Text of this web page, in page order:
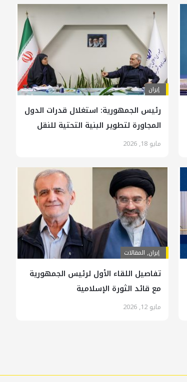
إيران
رئيس الجمهورية: استغلال قدرات الدول
المجاورة لتطوير البنية التحتية للنقل
يعد من الركائز الأساسية للسياسة
مايو 18, 2026
إيران, المقالات
تفاصيل اللقاء الأول لرئيس الجمهورية
مع قائد الثورة الإسلامية
مايو 12, 2026